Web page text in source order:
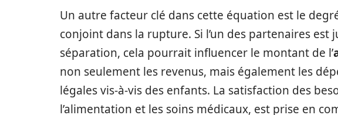
Un autre facteur clé dans cette équation est le
conjoint dans la rupture. Si l’un des partenaires est
séparation, cela pourrait influencer le montant de l’
non seulement les revenus, mais également les
légales vis-à-vis des enfants. La satisfaction des
l’alimentation et les soins médicaux, est prise en